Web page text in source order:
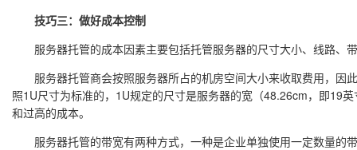
技巧三：做好成本控制
服务器托管的成本因素主要包括托管服务器的尺寸大小、线路、
服务器托管商会按照服务器所占的机房空间大小来收取费用，因
照1U尺寸为标准的，1U规定的尺寸是服务器的宽（48.26cm，即19
和过高的成本。
服务器托管的带宽有两种方式，一种是企业单独使用一定数量的